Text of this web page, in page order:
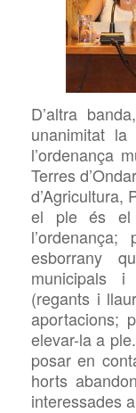
D’altra
unanimitat
l’ordenança
Terres
d’Agricultura,
el ple és el
esborrany
municipals
(regants i
aportacions;
elevar-la a
posar en
horts
interessades